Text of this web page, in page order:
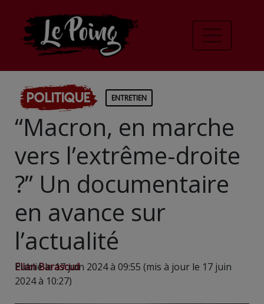
Politique ENTRETIEN
“Macron, en marche
vers l’extrême-droite
?” Un documentaire
en avance sur
l’actualité
Elian Barascud
Publié le 17 juin 2024 à 09:55 (mis à jour le 17 juin
2024 à 10:27)